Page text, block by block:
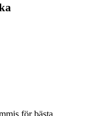
för bästa